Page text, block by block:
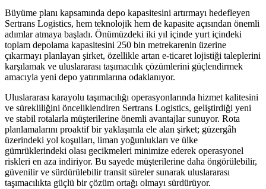
Büyüme planı kapsamında depo kapasitesini artırmayı hedefleyen
Sertrans Logistics, hem teknolojik hem de kapasite açısından önemli
adımlar atmaya başladı. Önümüzdeki iki yıl içinde yurt içindeki
toplam depolama kapasitesini 250 bin metrekarenin üzerine
çıkarmayı planlayan şirket, özellikle artan e-ticaret lojistiği taleplerini
karşılamak ve uluslararası taşımacılık çözümlerini güçlendirmek
amacıyla yeni depo yatırımlarına odaklanıyor.
Uluslararası karayolu taşımacılığı operasyonlarında hizmet kalitesini
ve sürekliliğini önceliklendiren Sertrans Logistics, geliştirdiği yeni
ve stabil rotalarla müşterilerine önemli avantajlar sunuyor. Rota
planlamalarını proaktif bir yaklaşımla ele alan şirket; güzergâh
üzerindeki yol koşulları, liman yoğunlukları ve ülke
gümrüklerindeki olası gecikmeleri minimize ederek operasyonel
riskleri en aza indiriyor. Bu sayede müşterilerine daha öngörülebilir,
güvenilir ve sürdürülebilir transit süreler sunarak uluslararası
taşımacılıkta güçlü bir çözüm ortağı olmayı sürdürüyor.